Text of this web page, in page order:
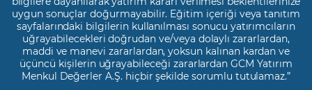
uygun sonuçlar doğurmayabilir. Eğitim içeriği veya tanıtım
sayfalarındaki bilgilerin kullanılması sonucu yatırımcıların
uğrayabilecekleri doğrudan ve/veya dolaylı zararlardan,
maddi ve manevi zararlardan, yoksun kalınan kardan ve
üçüncü kişilerin uğrayabileceği zararlardan GCM Yatırım
Menkul Değerler A.Ş. hiçbir şekilde sorumlu tutulamaz.”